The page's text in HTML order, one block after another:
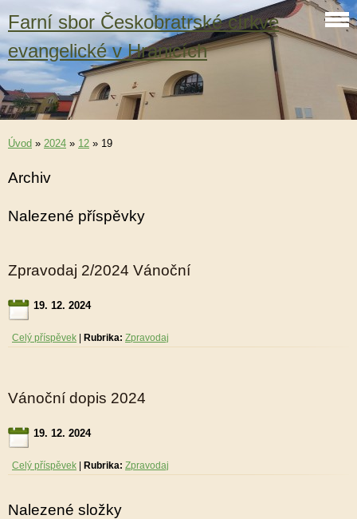
Farní sbor Českobratrské církve
evangelické v Hranicích
Úvod » 2024 » 12 » 19
Archiv
Nalezené příspěvky
Zpravodaj 2/2024 Vánoční
19. 12. 2024
Celý příspěvek Rubrika: Zpravodaj
Vánoční dopis 2024
19. 12. 2024
Celý příspěvek Rubrika: Zpravodaj
Nalezené složky